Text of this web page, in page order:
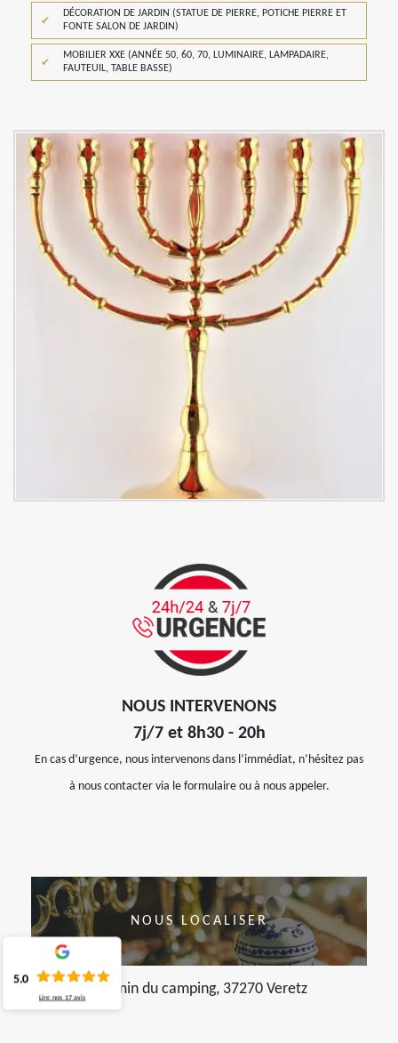
DÉCORATION DE JARDIN (STATUE DE PIERRE, POTICHE PIERRE ET
FONTE SALON DE JARDIN)
MOBILIER XXE (ANNÉE 50, 60, 70, LUMINAIRE, LAMPADAIRE,
FAUTEUIL, TABLE BASSE)
NOUS INTERVENONS
7j/7 et 8h30 - 20h
En cas d’urgence, nous intervenons dans l’immédiat, n’hésitez pas
à nous contacter via le formulaire ou à nous appeler.
NOUS LOCALISER
chemin du camping, 37270 Veretz
5.0
Lire nos 17 avis